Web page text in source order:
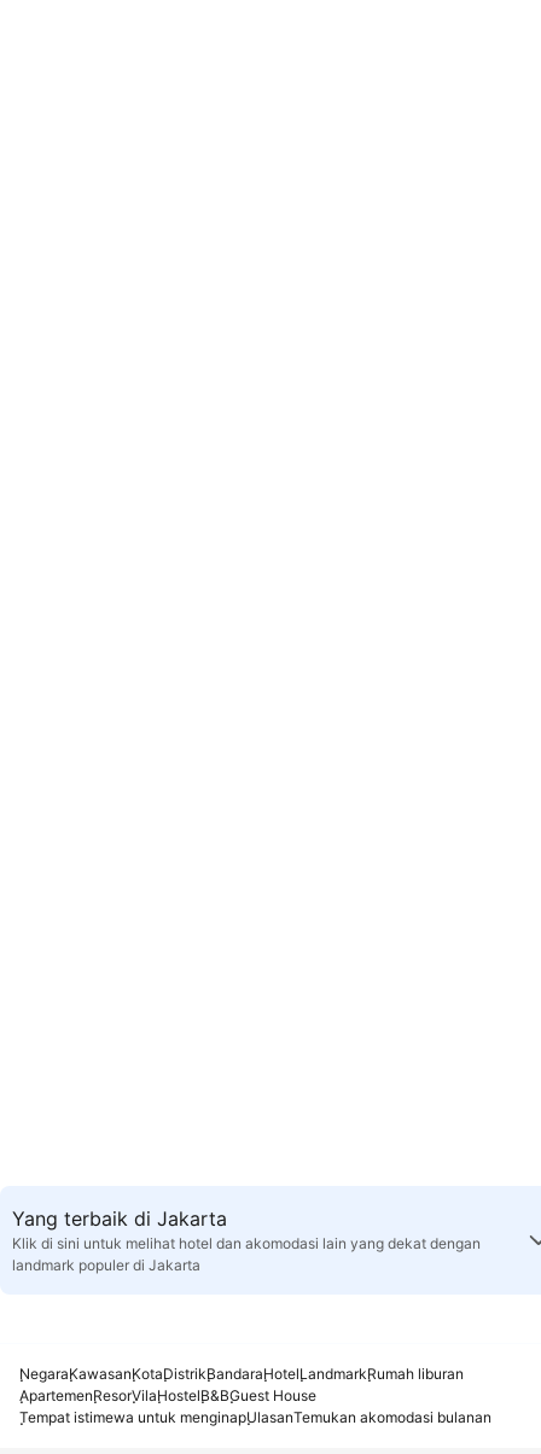
Yang terbaik di Jakarta
Klik di sini untuk melihat hotel dan akomodasi lain yang dekat dengan
landmark populer di Jakarta
NegaraKawasanKotaDistrikBandaraHotelLandmarkRumah liburan
ApartemenResorVilaHostelB&BGuest House
Tempat istimewa untuk menginapUlasanTemukan akomodasi bulanan